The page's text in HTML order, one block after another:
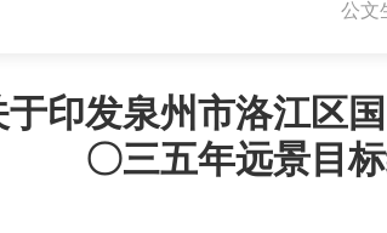
公文
印发泉州市洛江区
〇三五年远景目